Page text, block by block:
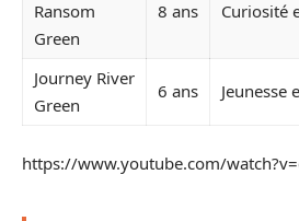
Ransom
Green
8 ans Curiosité
Journey River
Green
6 ans Jeunesse
https://www.youtube.com/